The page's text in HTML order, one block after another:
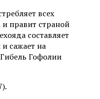
всех
правит страной
составляет
сажает на
Гофолии